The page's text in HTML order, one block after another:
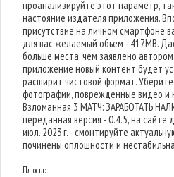
проанализируйте этот параметр,
настояние издателя приложения.
присутствие на личном смартфоне
для вас желаемый объем - 417MB.
больше места, чем заявлено
приложение новый контент будет
расширит чистовой формат.
фотографии, поврежденные видео
Взломанная 3 МАТЧ: ЗАРАБОТАТЬ
переданная версия - 0.4.5, на сайте
июл. 2023 г. - смонтируйте
починены оплошности и
Плюсы: